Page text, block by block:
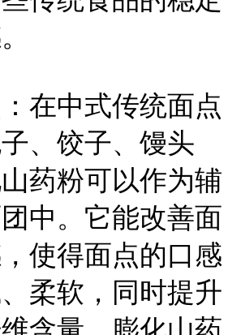
在中式传统面点
、饺子、馒头
药粉可以作为辅
中。它能改善面
使得面点的口感
柔软，同时提升